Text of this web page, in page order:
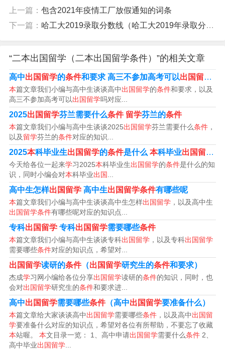
二本留学美国是可以的。美国大学对于研究生的看重程
度，是以综合形式来设置门槛的，所以既要看二本时候的G
我是国内普通的二本大学的学生,怎么才能出国
留学?
1、只要在中国获得毕业证书和学士学位证书，一本二本无
所谓的，都可以申请留学。 普通二本大学出国留学的条件
有哪些 出国留学就是自己寻找学校的。
2、比如，中国学生要进入英国名校就读本科前，需通过1
年的预科课程，凭借预科成绩才能获得入学资格。
3、通常我建议学生都是在国内做好体检在离境的，将健康
证明出示给他们看即可直接出关；如果没有则需要到检查
室做相应的检查，一般要求作一个胸透(免费的)，再填一张
表格，会耽误一些时间。
4、重视学术成绩，维稳固定在均分0以上 教育背景重要，
学术成绩也至关重要。针对二本“双非”的同学，优异的学术
成绩，是指GPA或者均分，能够达到90分左右，会帮助你
成功敲开美国知名院校的大门。
5、只要是能拿到国家承认的本科学位证书，都是可以出国
上一篇： 包含2021年疫情工厂放假通知的词条
下一篇： 哈工大2019录取分数线（哈工大2019年录取分数线）
“二本出国留学（二本出国留学条件）”的相关文章
高中出国留学的条件和要求 高三不参加高考可以出国留学
本篇文章我们小编与高中生谈谈高中出国留学的条件和要求，以及
高三不参加高考可以出国留学吗对应...
2025出国留学芬兰需要什么条件 留学芬兰的条件
本篇文章我们小编与高中生谈谈2025出国留学芬兰需要什么条件 ，
以及留学芬兰的条件对应的知识...
2025本科毕业生出国留学的条件是什么 本科毕业出国留学
今天给各位一起来学习2025本科毕业生出国留学的条件是什么的知
识，同时小编会对本科毕业出国
高中生怎样出国留学 高中生出国留学条件有哪些呢
本篇文章我们小编与高中生谈谈高中生怎样出国留学 ，以及高中生
出国留学条件有哪些呢对应的知识点...
专科出国留学 专科出国留学需要哪些条件
本篇文章我们小编与高中生谈谈专科出国留学 ，以及专科出国留学
需要哪些条件对应的知识点，希望对...
出国留学读研的条件（出国留学研究生的条件和要求）
杰成学习网小编给各位分享出国留学读研的条件的知识，同时，也
会对出国留学研究生的条件和要求进...
高中出国留学需要哪些条件（高中出国留学要准备什么）
本篇文章给大家谈谈高中出国留学需要哪些条件 ，以及高中出国留
学要准备什么对应的知识点，希望对各位有所帮助，不要忘了收藏
本站喔。 本文目录一览： 1、高中申请出国留学需要什么条件 2、
高中毕业出国留学